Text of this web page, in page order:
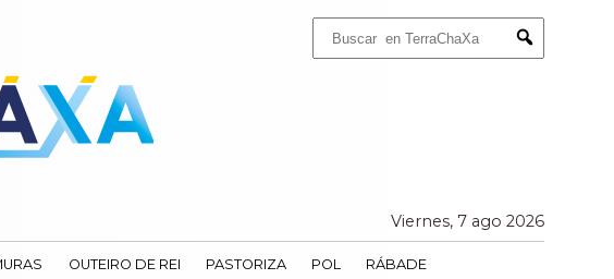
Submit
Viernes, 7 ago 2026
OUTEIRO DE REI PASTORIZA POL
RÁBADE